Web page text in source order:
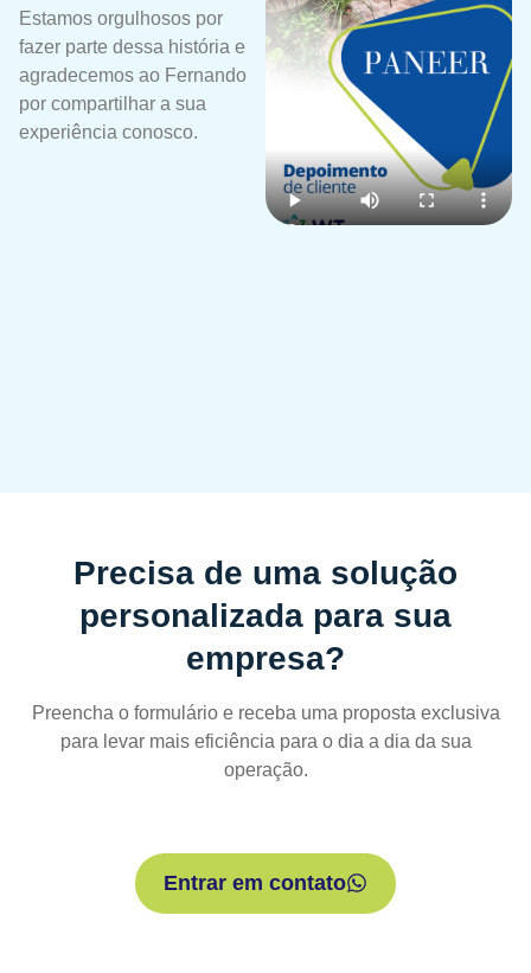
Estamos orgulhosos por
fazer parte dessa história e
agradecemos ao Fernando
por compartilhar a sua
experiência conosco.
Precisa de uma solução
personalizada para sua
empresa?
Preencha o formulário e receba uma proposta exclusiva
para levar mais eficiência para o dia a dia da sua
operação.
Entrar em contato